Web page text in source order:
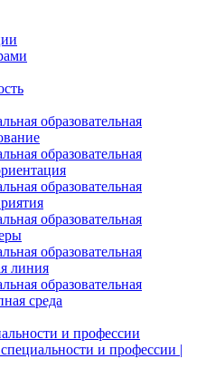
образовательная
образовательная
образовательная
образовательная
образовательная
линия
образовательная
среда
и профессии
и профессии |